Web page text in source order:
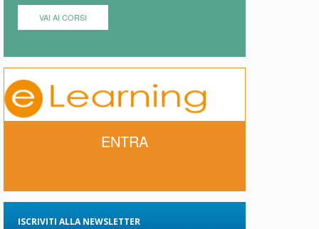
VAI AI CORSI
ENTRA
ISCRIVITI ALLA NEWSLETTER